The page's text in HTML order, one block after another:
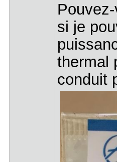
si je
thermal
conduit